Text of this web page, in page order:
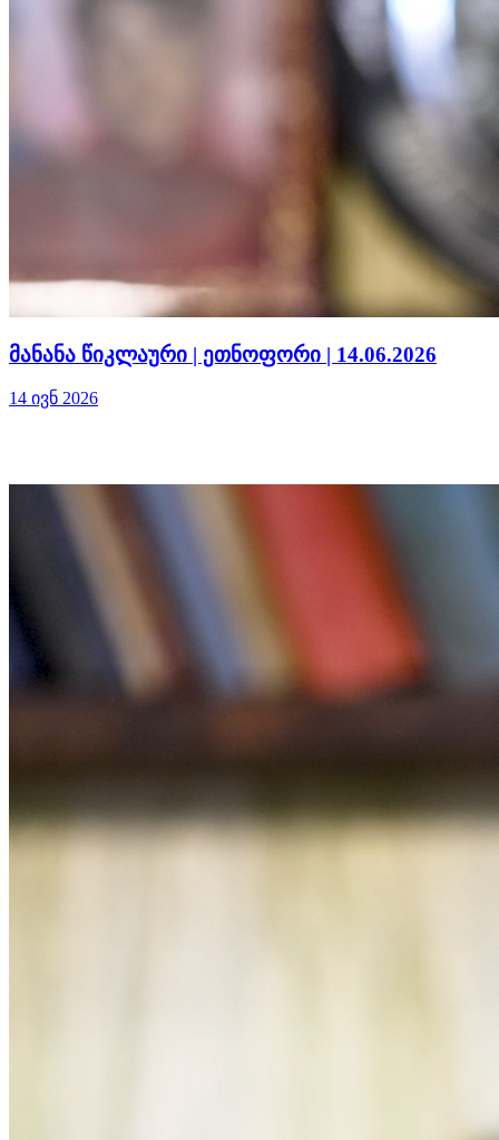
მანანა წიკლაური | ეთნოფორი | 14.06.2026
14 ივნ 2026